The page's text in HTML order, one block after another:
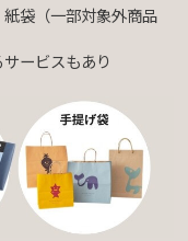
袋（一部対象外商品
ービスもあり